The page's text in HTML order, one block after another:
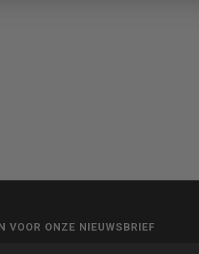
VOOR ONZE NIEUWSBRIEF